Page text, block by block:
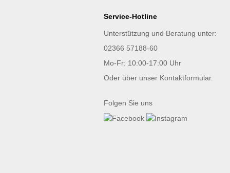
Service-Hotline
Unterstützung und Beratung unter:
02366 57188-60
Mo-Fr: 10:00-17:00 Uhr
Oder über unser Kontaktformular.
Folgen Sie uns